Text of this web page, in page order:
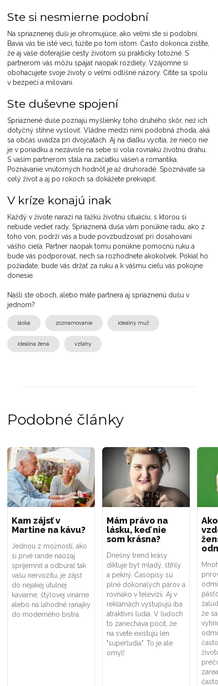
Ste si nesmierne podobní
Na spriaznenej duši je ohromujúce, ako veľmi ste si podobní.
Bavia vás tie isté veci, túžite po tom istom. Často dokonca zistíte,
že aj vaše doterajšie cesty životom sú prakticky totožné. S
partnerom vás môžu spájať naopak rozdiely. Vzájomne si
obohacujete svoje životy o veľmi odlišné názory. Cítite sa spolu
v bezpečí a milovaní.
Ste duševne spojení
Spriaznené duše poznajú myšlienky toho druhého skôr, než ich
dotyčný stihne vysloviť. Vládne medzi nimi podobná zhoda, aká
sa občas uvádza pri dvojčatách. Aj na diaľku vycítia, že niečo nie
je v poriadku a nezávisle na sebe si volia rovnakú životnú dráhu.
S vaším partnerom stála na začiatku vášeň a romantika.
Poznávanie vnútorných hodnôt je až druhoradé. Spoznávate sa
celý život a aj po rokoch sa dokážete prekvapiť.
V kríze konajú inak
Každý v živote narazí na ťažkú ​​životnú situáciu, s ktorou si
nebude vedieť rady. Spriaznená duša vám ponúkne radu, ako z
toho von, podrží vás a bude povzbudzovať pri dosahovaní
vášho cieľa. Partner naopak tomu ponúkne pomocnú ruku a
bude vás podporovať, nech sa rozhodnete akokoľvek. Pokiaľ ho
požiadate, bude vás držať za ruku a k vášmu cieľu vás pokojne
donesie.
Našli ste oboch, alebo máte partnera aj spriaznenú dušu v
jednom?
láska zoznamovanie ideálny muž
ideálna žena vzťahy
Podobné články
Kam zájsť v
Martine na kávu?
Jednou z možností, ako
si prvé rande naozaj
spríjemniť a odbúrať tak
vašu nervozitu, je zájsť
do nejakej útulnej
kaviarne, štýlovej vinárne
alebo na lahodné raňajky
do moderného bistra.
Mám právo na
lásku, keď nie
som krásna?
Dnešný trend krásy
diktuje byť mladý, štíhly
a pekný. Časopisy sú
plné dokonalých párov a
rovnako v televízii. Aj v
reklamách vystupujú iba
atraktívni ľudia. V ľuďoch
to zanecháva pocit, že
na svete existujú len
"superľudia". To je ale
omyl!
že